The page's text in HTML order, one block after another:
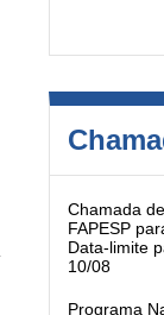
Chamada
FAPESP
Data-limite
10/08
Programa